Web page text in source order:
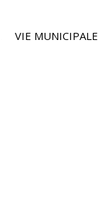
VIE MUNICIPALE